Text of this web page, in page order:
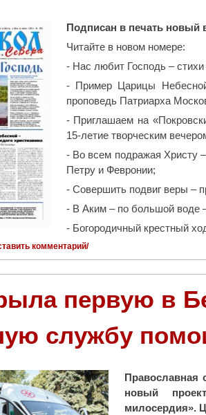
Подписан в печать новый
Читайте в новом номере:
- Нас любит Господь –
- Пример Царицы
проповедь Патриарха
- Приглашаем на
15-летие творческим
- Во всем подражая Христу
Петру и Февронии;
- Совершить подвиг веры –
- В Аким – по большой воде
- Богородичный крестный
комментарий/
первую в
службу
Православная
новый
милосердия».